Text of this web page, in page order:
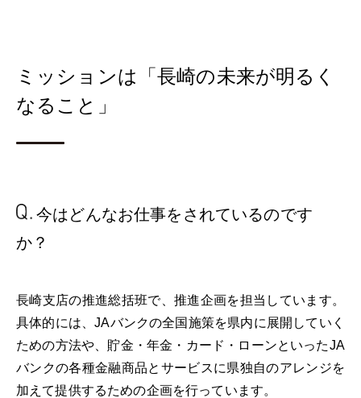
ミッションは「長崎の未来が明るく
なること」
今はどんなお仕事を されているのです
か？
長崎支店の推進総括班で、推進企画を担当しています。
具体的には、JAバンクの全国施策を県内に展開していく
ための方法や、貯金・年金・カード・ローンといったJA
バンクの各種金融商品とサービスに県独自のアレンジを
加えて提供するための企画を行っています。